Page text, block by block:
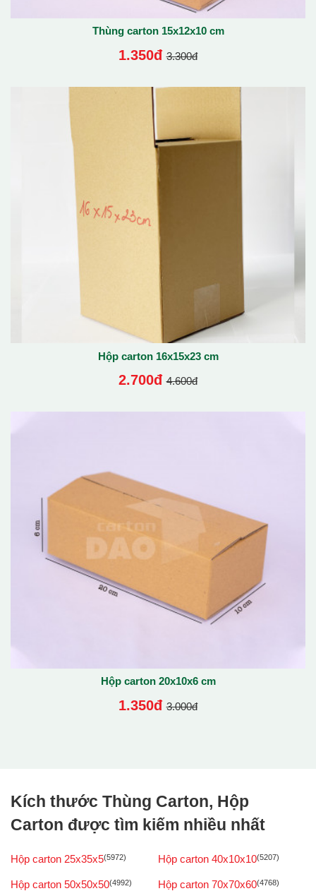
Thùng carton 15x12x10 cm
1.350đ 3.300đ
Hộp carton 16x15x23 cm
2.700đ 4.600đ
Hộp carton 20x10x6 cm
1.350đ 3.000đ
Kích thước Thùng Carton, Hộp
Carton được tìm kiếm nhiều nhất
Hộp carton 25x35x5(5972) Hộp carton 40x10x10(5207)
Hộp carton 50x50x50(4992) Hộp carton 70x70x60(4768)